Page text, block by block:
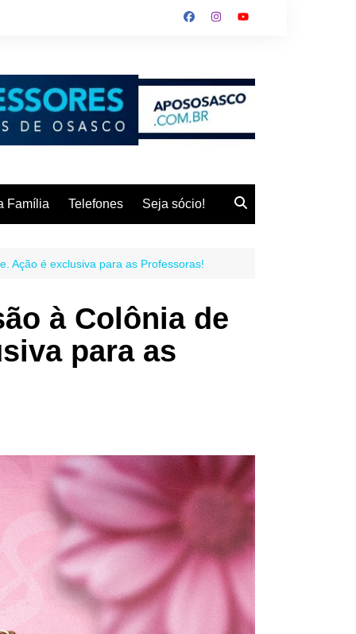
Família Telefones Seja sócio!
Ação é exclusiva para as Professoras!
à Colônia de
para as